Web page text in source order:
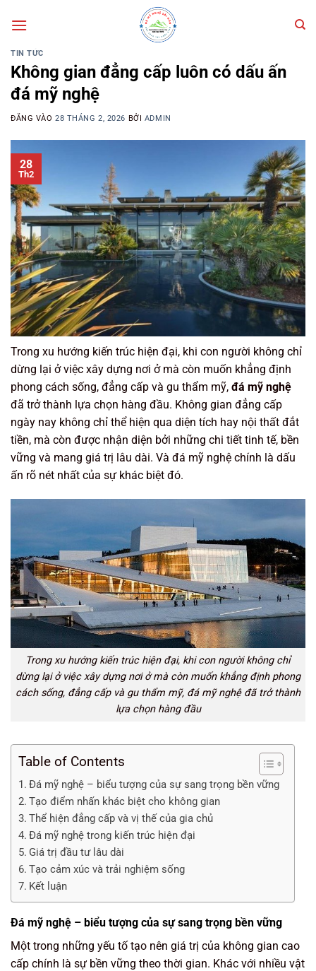
qua
TIN TỨC
Không gian đẳng cấp luôn có dấu ấn
đá mỹ nghệ
ĐĂNG VÀO28 THÁNG 2, 2026 BỞI ADMIN
28
Th2
Trong xu hướng kiến trúc hiện đại, khi con người không chỉ
dừng lại ở việc xây dựng nơi ở mà còn muốn khẳng định
phong cách sống, đẳng cấp và gu thẩm mỹ, đá mỹ nghệ
đã trở thành lựa chọn hàng đầu. Không gian đẳng cấp
ngày nay không chỉ thể hiện qua diện tích hay nội thất đắt
tiền, mà còn được nhận diện bởi những chi tiết tinh tế, bền
vững và mang giá trị lâu dài. Và đá mỹ nghệ chính là dấu
ấn rõ nét nhất của sự khác biệt đó.
Trong xu hướng kiến trúc hiện đại, khi con người không chỉ
dừng lại ở việc xây dựng nơi ở mà còn muốn khẳng định phong
cách sống, đẳng cấp và gu thẩm mỹ, đá mỹ nghệ đã trở thành
lựa chọn hàng đầu
Table of Contents
Đá mỹ nghệ – biểu tượng của sự sang trọng bền vững
Tạo điểm nhấn khác biệt cho không gian
Thể hiện đẳng cấp và vị thế của gia chủ
Đá mỹ nghệ trong kiến trúc hiện đại
Giá trị đầu tư lâu dài
Tạo cảm xúc và trải nghiệm sống
Kết luận
Đá mỹ nghệ – biểu tượng của sự sang trọng bền vững
Một trong những yếu tố tạo nên giá trị của không gian cao
cấp chính là sự bền vững theo thời gian. Khác với nhiều vật